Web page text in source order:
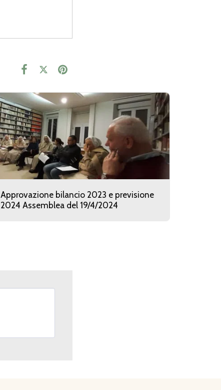
Approvazione bilancio 2023 e previsione
2024 Assemblea del 19/4/2024